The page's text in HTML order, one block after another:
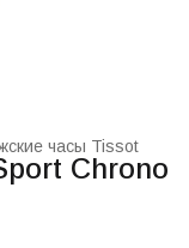
часы Tissot
Chrono